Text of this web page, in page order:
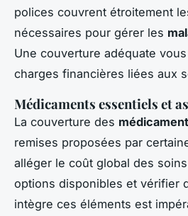
polices couvrent étroitement
nécessaires pour gérer les
Une couverture adéquate
charges financières liées aux
Médicaments essentiels et
La couverture des
remises proposées par
alléger le coût global des
options disponibles et vérifier
intègre ces éléments est